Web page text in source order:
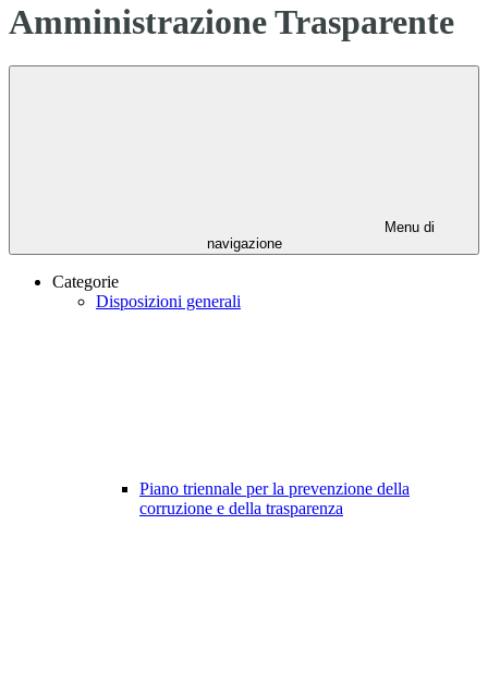
Amministrazione Trasparente
Menu di
navigazione
Categorie
Disposizioni generali
Piano triennale per la prevenzione della
corruzione e della trasparenza